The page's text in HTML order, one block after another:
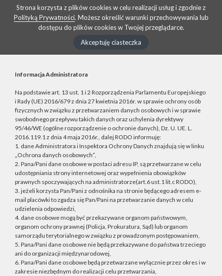
Strona korzysta z plików cookies w celu realizacji usług i zgodnie z
Polityką Prywatności. Możesz określić warunki przechowywania lub
dostępu do plików cookies w Twojej przeglądarce.
Akceptuję ciasteczka
Informacja Administratora
Na podstawie art. 13 ust. 1 i 2 Rozporządzenia Parlamentu Europejskiego
i Rady (UE) 2016/679 z dnia 27 kwietnia 2016r. w sprawie ochrony osób
fizycznych w związku z przetwarzaniem danych osobowych i w sprawie
swobodnego przepływu takich danych oraz uchylenia dyrektywy
95/46/WE (ogólne rozporządzenie o ochronie danych), Dz. U. UE. L.
2016.119.1 z dnia 4 maja 2016r., dalej RODO informuję:
1. dane Administratora i Inspektora Ochrony Danych znajdują się w linku
„Ochrona danych osobowych”,
2. Pana/Pani dane osobowe w postaci adresu IP, są przetwarzane w celu
udostępniania strony internetowej oraz wypełnienia obowiązków
prawnych spoczywających na administratorze(art.6 ust.1 lit.c RODO),
3. jeżeli korzysta Pan/Pani z odnośnika na stronie będącego adresem e-
mail placówki to zgadza się Pan/Pani na przetwarzanie danych w celu
udzielenia odpowiedzi,
4. dane osobowe mogą być przekazywane organom państwowym,
organom ochrony prawnej (Policja, Prokuratura, Sąd) lub organom
samorządu terytorialnego w związku z prowadzonym postępowaniem,
5. Pana/Pani dane osobowe nie będą przekazywane do państwa trzeciego
ani do organizacji międzynarodowej,
6. Pana/Pani dane osobowe będą przetwarzane wyłącznie przez okres i w
zakresie niezbędnym do realizacji celu przetwarzania,